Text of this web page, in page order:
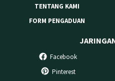
TENTANG KAMI
FORM PENGADUAN
Facebook
Pinterest